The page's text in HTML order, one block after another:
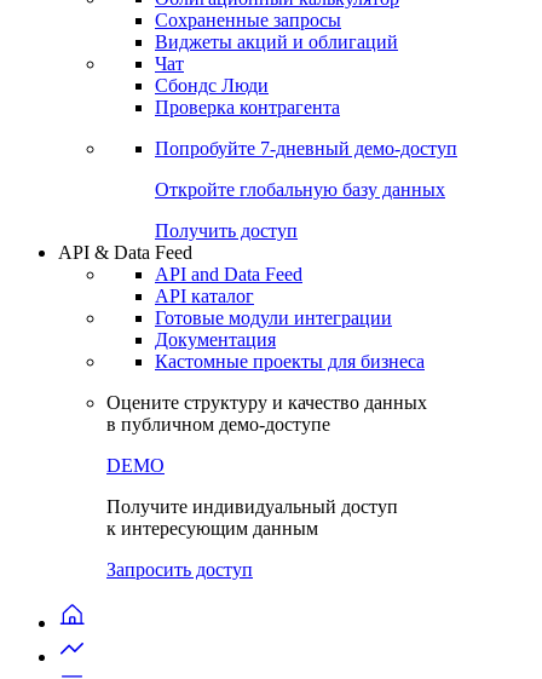
Сохраненные запросы
Виджеты акций и облигаций
Чат
Сбондс Люди
Проверка контрагента
Попробуйте 7-дневный демо-доступ
Откройте глобальную базу данных
Получить доступ
API & Data Feed
API and Data Feed
API каталог
Готовые модули интеграции
Документация
Кастомные проекты для бизнеса
Оцените структуру и качество данных
в публичном демо-доступе
DEMO
Получите индивидуальный доступ
к интересующим данным
Запросить доступ